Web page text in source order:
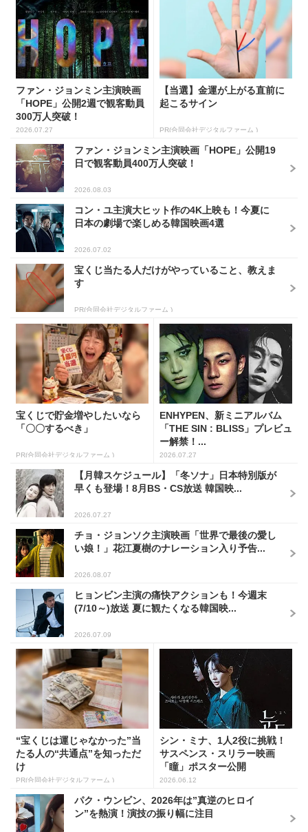
ファン・ジョンミン主演映画
「HOPE」公開2週で観客動員
300万人突破！
2026.07.27
【当選】金運が上がる直前に
起こるサイン
PR(合同会社デジタルファーム )
ファン・ジョンミン主演映画「HOPE」公開19
日で観客動員400万人突破！
2026.08.03
コン・ユ主演大ヒット作の4K上映も！今夏に
日本の劇場で楽しめる韓国映画4選
2026.07.02
宝くじ当たる人だけがやっていること、教えま
す
PR(合同会社デジタルファーム )
宝くじで貯金増やしたいなら
「〇〇するべき」
PR(合同会社デジタルファーム )
ENHYPEN、新ミニアルバム
「THE SIN : BLISS」プレビュ
ー解禁！...
2026.07.27
【月韓スケジュール】「冬ソナ」日本特別版が
早くも登場！8月BS・CS放送 韓国映...
2026.07.27
チョ・ジョンソク主演映画「世界で最後の愛し
い娘！」花江夏樹のナレーション入り予告...
2026.08.07
ヒョンビン主演の痛快アクションも！今週末
(7/10～)放送 夏に観たくなる韓国映...
2026.07.09
“宝くじは運じゃなかった”当
たる人の“共通点”を知っただ
け
PR(合同会社デジタルファーム )
シン・ミナ、1人2役に挑戦！
サスペンス・スリラー映画
「瞳」ポスター公開
2026.06.12
パク・ウンビン、2026年は”真逆のヒロイ
ン”を熱演！演技の振り幅に注目